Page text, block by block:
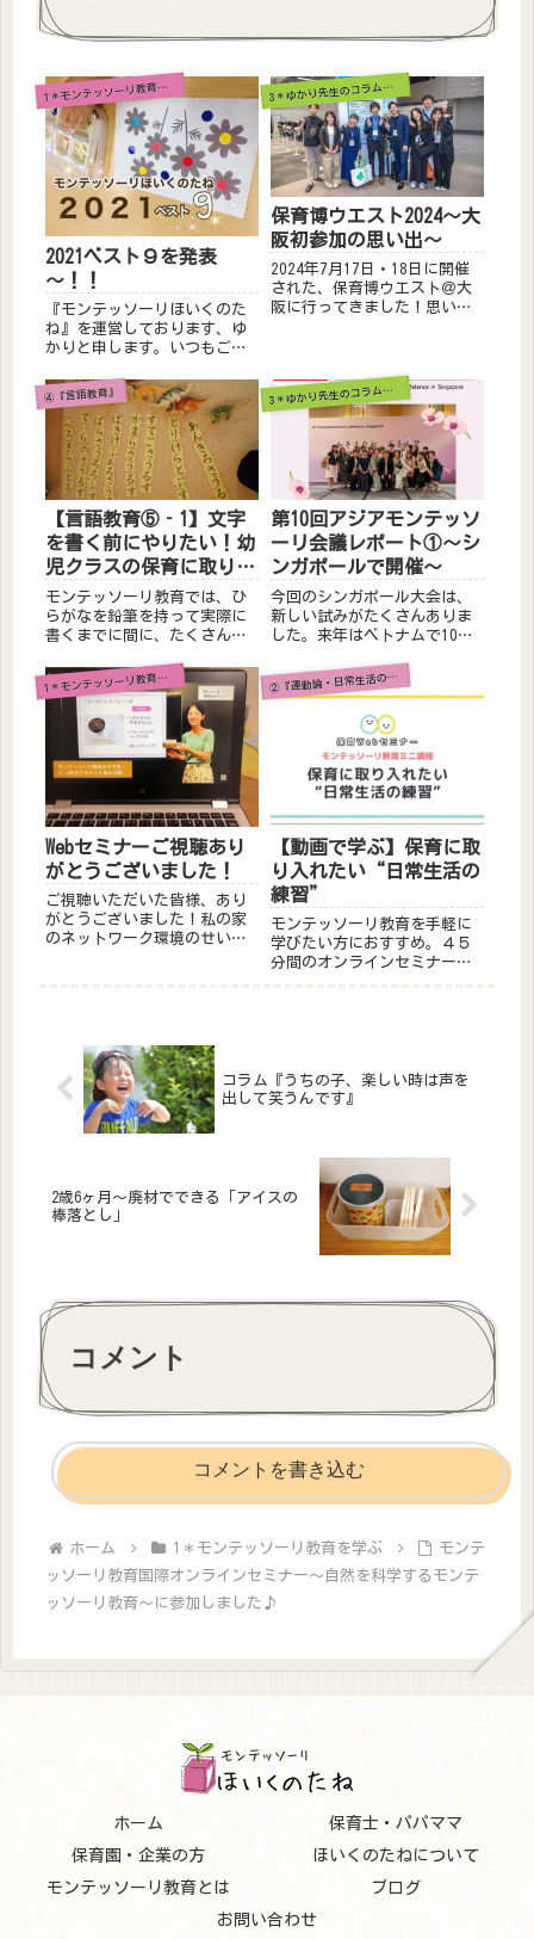
1
＊モンテッソーリ教育を学ぶ
2021ベスト９を発表
～！！
『モンテッソーリほいくのた
ね』を運営しております、ゆ
かりと申します。いつもご覧
ます！！『モンテッソーリほ
いくのたね』では、保育士の
皆さまや、子育て中の皆さま
にお役に立てるような投稿を
心がけております。日頃の保
育、お...
3＊ゆかり先生のコラム＆レポート
保育博ウエスト2024～大
阪初参加の思い出～
2024年7月17日・18日に開催
された、保育博ウエスト＠大
阪に行ってきました！思い出
④『言語教育』
【言語教育⑤‐1】文字
を書く前にやりたい！幼
児クラスの保育に取り入
れやすい“文字を読む・
書く活動”
モンテッソーリ教育では、ひ
らがなを鉛筆を持って実際に
書くまでに間に、たくさんの
ひ、保育園やご家庭でも取り
入れてみてください。
3＊ゆかり先生のコラム＆レポート
第10回アジアモンテッソ
ーリ会議レポート①～シ
ンガポールで開催～
今回のシンガポール大会は、
新しい試みがたくさんありま
した。来年はベトナムで10月
1
＊モンテッソーリ教育を学ぶ
Webセミナーご視聴あり
がとうございました！
ご視聴いただいた皆様、あり
がとうございました！私の家
のネットワーク環境のせい
えしていきたいと思っており
ます。配...
②
『運動論・日常生活の練習』
【動画で学ぶ】保育に取
り入れたい“日常生活の
練習”
モンテッソーリ教育を手軽に
学びたい方におすすめ。４５
分間のオンラインセミナーを
コラム『うちの子、楽しい時は声を
出して笑うんです』
2歳6ヶ月～廃材でできる「アイスの
棒落とし」
コメント
コメントを書き込む
ホーム 1＊モンテッソーリ教育を学ぶ
モンテ
ッソーリ教育国際オンラインセミナー～自然を科学するモンテ
ッソーリ教育～に参加しました♪
ホーム
保育士・パパママ
保育園・企業の方
ほいくのたねについて
モンテッソーリ教育とは
ブログ
お問い合わせ